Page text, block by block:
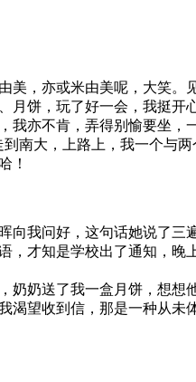
，亦或米由美呢，大笑。
饼，玩了好一会，我挺开
亦不肯，弄得别愉要坐
大，上路上，我一个与
！
我问好，这句话她说了
才知是学校出了通知，
奶送了我一盒月饼，想想
望收到信，那是一种从未